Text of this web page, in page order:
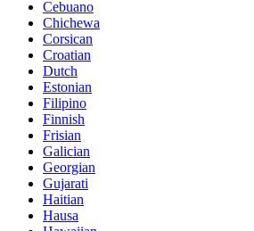
Cebuano
Chichewa
Corsican
Croatian
Dutch
Estonian
Filipino
Finnish
Frisian
Galician
Georgian
Gujarati
Haitian
Hausa